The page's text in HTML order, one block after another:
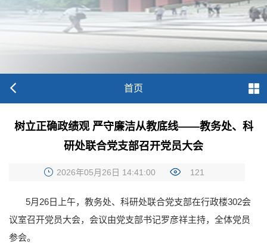
首页
树立正确政绩观 严守廉洁从教底线——教务处、科
研处联合党支部召开党员大会
2026年05月26日 14:41:00 121
5月26日上午，教务处、科研处联合党支部在行政楼302会
议室召开党员大会，会议由党支部书记罗彦祥主持，全体党员
参会。